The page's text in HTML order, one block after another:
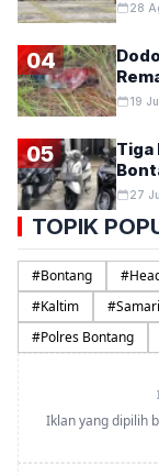
28
04
19
05
Tiga
27
TOPIK
#Bontang #
#Kaltim #
#Polres Bontang
Iklan yang dipilih